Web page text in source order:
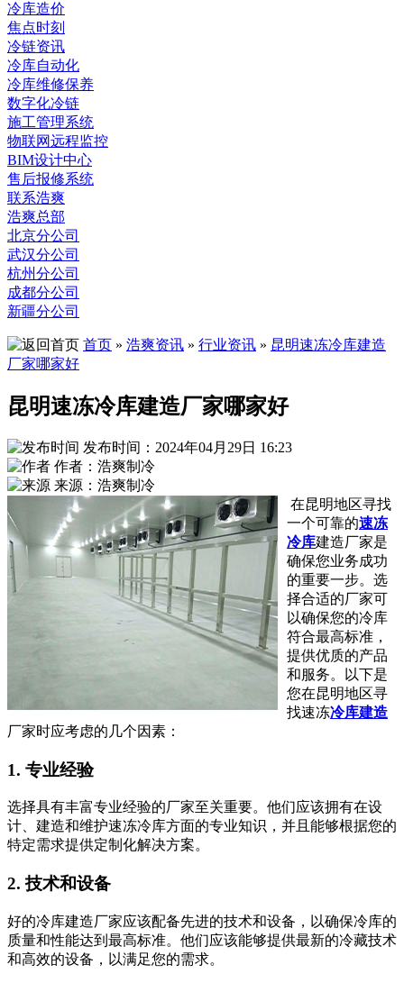
冷库造价
焦点时刻
冷链资讯
冷库自动化
冷库维修保养
数字化冷链
施工管理系统
物联网远程监控
BIM设计中心
售后报修系统
联系浩爽
浩爽总部
北京分公司
武汉分公司
杭州分公司
成都分公司
新疆分公司
首页 » 浩爽资讯 » 行业资讯 » 昆明速冻冷库建造
厂家哪家好
昆明速冻冷库建造厂家哪家好
发布时间：2024年04月29日 16:23
作者：浩爽制冷
来源：浩爽制冷
在昆明地区寻找
一个可靠的速冻
冷库建造厂家是
确保您业务成功
的重要一步。选
择合适的厂家可
以确保您的冷库
符合最高标准，
提供优质的产品
和服务。以下是
您在昆明地区寻
找速冻冷库建造
厂家时应考虑的几个因素：
1. 专业经验
选择具有丰富专业经验的厂家至关重要。他们应该拥有在设
计、建造和维护速冻冷库方面的专业知识，并且能够根据您的
特定需求提供定制化解决方案。
2. 技术和设备
好的冷库建造厂家应该配备先进的技术和设备，以确保冷库的
质量和性能达到最高标准。他们应该能够提供最新的冷藏技术
和高效的设备，以满足您的需求。